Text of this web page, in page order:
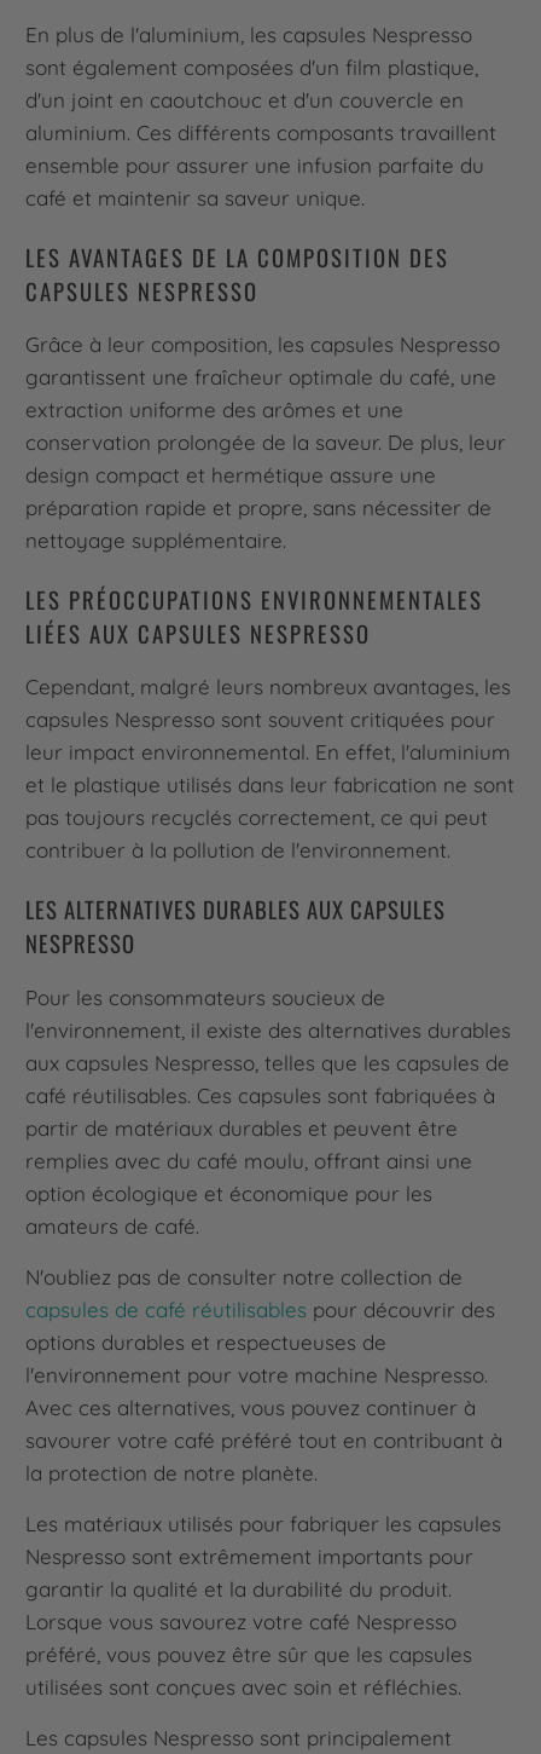
En plus de l'aluminium, les capsules Nespresso
sont également composées d'un film plastique,
d'un joint en caoutchouc et d'un couvercle en
aluminium. Ces différents composants travaillent
ensemble pour assurer une infusion parfaite du
café et maintenir sa saveur unique.
LES AVANTAGES DE LA COMPOSITION DES
CAPSULES NESPRESSO
Grâce à leur composition, les capsules Nespresso
garantissent une fraîcheur optimale du café, une
extraction uniforme des arômes et une
conservation prolongée de la saveur. De plus, leur
design compact et hermétique assure une
préparation rapide et propre, sans nécessiter de
nettoyage supplémentaire.
LES PRÉOCCUPATIONS ENVIRONNEMENTALES
LIÉES AUX CAPSULES NESPRESSO
Cependant, malgré leurs nombreux avantages, les
capsules Nespresso sont souvent critiquées pour
leur impact environnemental. En effet, l'aluminium
et le plastique utilisés dans leur fabrication ne sont
pas toujours recyclés correctement, ce qui peut
contribuer à la pollution de l'environnement.
LES ALTERNATIVES DURABLES AUX CAPSULES
NESPRESSO
Pour les consommateurs soucieux de
l'environnement, il existe des alternatives durables
aux capsules Nespresso, telles que les capsules de
café réutilisables. Ces capsules sont fabriquées à
partir de matériaux durables et peuvent être
remplies avec du café moulu, offrant ainsi une
option écologique et économique pour les
amateurs de café.
N'oubliez pas de consulter notre collection de
capsules de café réutilisables pour découvrir des
options durables et respectueuses de
l'environnement pour votre machine Nespresso.
Avec ces alternatives, vous pouvez continuer à
savourer votre café préféré tout en contribuant à
la protection de notre planète.
Les matériaux utilisés pour fabriquer les capsules
Nespresso sont extrêmement importants pour
garantir la qualité et la durabilité du produit.
Lorsque vous savourez votre café Nespresso
préféré, vous pouvez être sûr que les capsules
utilisées sont conçues avec soin et réfléchies.
Les capsules Nespresso sont principalement